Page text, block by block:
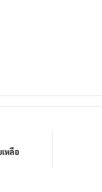
หลือ